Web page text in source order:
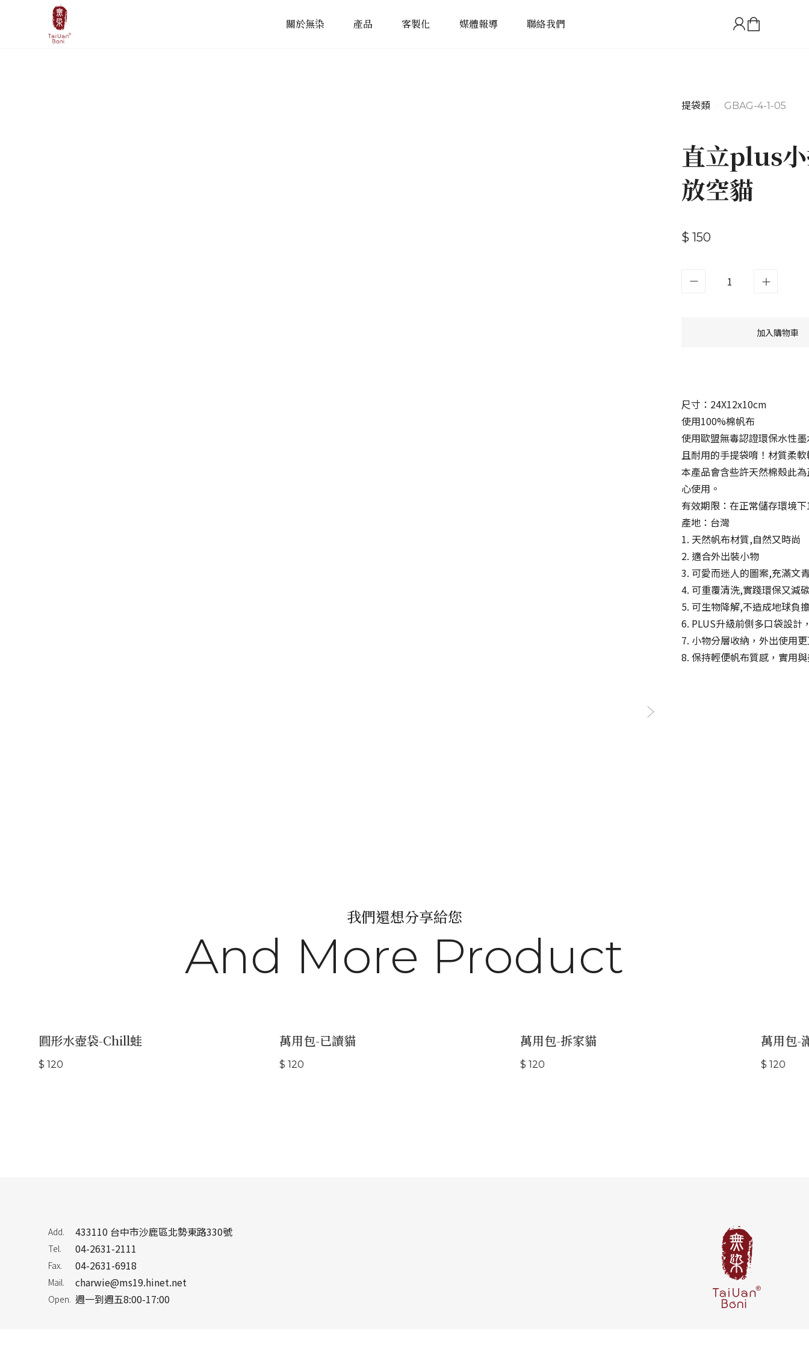
關於無染 產品 客製化 媒體報導 聯絡我們
提袋類 GBAG-4-1-05
直立plus
放空貓
$ 150
加入購物車
尺寸：24X12x10cm
使用100%棉帆布
使用歐盟無毒認證環保水性
且耐用的手提袋唷！材質柔
本產品會含些許天然棉殼此
心使用。
有效期限：在正常儲存環境
產地：台灣
1. 天然帆布材質,自然又時尚
2. 適合外出裝小物
3. 可愛而迷人的圖案,充滿文
4. 可重覆清洗,實踐環保又減
5. 可生物降解,不造成地球負
6. PLUS升級前側多口袋設計
7. 小物分層收納，外出使用
8. 保持輕便帆布質感，實用
我們還想分享給您
And More Product
圓形水壺袋-Chill蛙
$ 120
萬用包-已讀貓
$ 120
萬用包-拆家貓
$ 120
萬用包-滿
$ 120
Add. 433110 台中市沙鹿區北勢東路330號
Tel. 04-2631-2111
Fax. 04-2631-6918
Mail. charwie@ms19.hinet.net
Open. 週一到週五8:00-17:00